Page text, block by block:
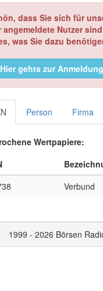
dass Sie sich für
angemeldete Nutzer
was Sie dazu
Hier gehts zur
Person Firma
Wertpapiere:
Verbund
1999 - 2026 Börsen